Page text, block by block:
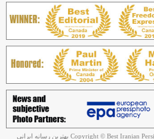
Copyright © Best Iranian Persian Canadian news ads media magazine بهترین رسانه ایرانی